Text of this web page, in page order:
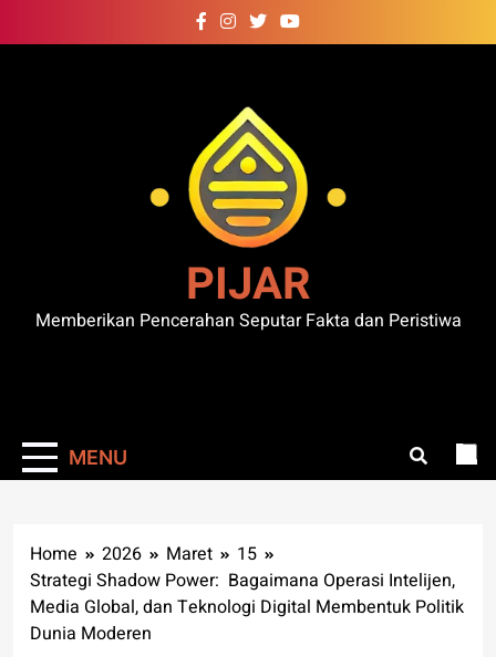
to
PIJAR
Memberikan Pencerahan Seputar Fakta dan Peristiwa
MENU
Home 2026 Maret
15
Strategi Shadow Power: Bagaimana Operasi Intelijen,
Media Global, dan Teknologi Digital Membentuk Politik
Dunia Moderen